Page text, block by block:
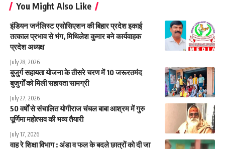
You Might Also Like
इंडियन जर्नलिस्ट एसोसिएशन की बिहार प्रदेश इकाई
तत्काल प्रभाव से भंग, मिथिलेश कुमार बने कार्यवाहक
प्रदेश अध्यक्ष
July 28, 2026
बुजुर्ग सहायता योजना के तीसरे चरण में 10 जरूरतमंद
बुजुर्गों को मिली सहायता सामग्री
July 27, 2026
50 वर्षों से संचालित योगीराज चंचल बाबा आश्रम में गुरु
पूर्णिमा महोत्सव की भव्य तैयारी
July 17, 2026
वाह रे शिक्षा विभाग : अंडा व फल के बदले छात्रों को दी जा